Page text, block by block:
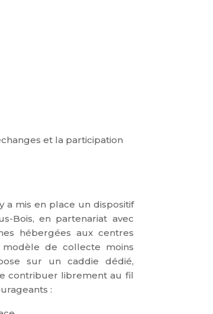
et la participation
a mis en place un dispositif
Bois, en partenariat avec
hébergées aux centres
de collecte moins
sur un caddie dédié,
contribuer librement au fil
: